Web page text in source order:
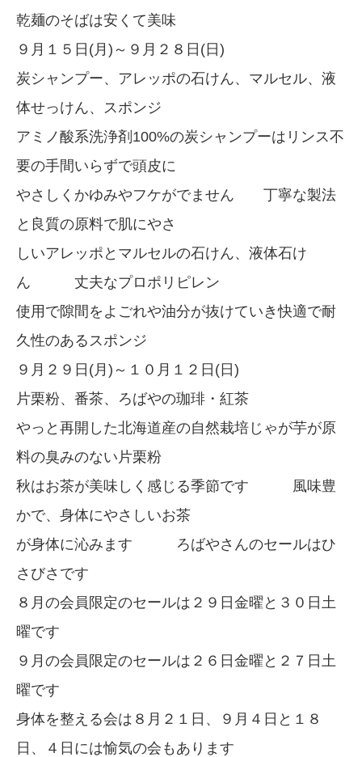
乾麺のそばは安くて美味
９月１５日(月)～９月２８日(日)
炭シャンプー、アレッポの石けん、マルセル、液
体せっけん、スポンジ
アミノ酸系洗浄剤100%の炭シャンプーはリンス不
要の手間いらずで頭皮に
やさしくかゆみやフケがでません 丁寧な製法
と良質の原料で肌にやさ
しいアレッポとマルセルの石けん、液体石け
ん 丈夫なプロポリピレン
使用で隙間をよごれや油分が抜けていき快適で耐
久性のあるスポンジ
９月２９日(月)～１０月１２日(日)
片栗粉、番茶、ろばやの珈琲・紅茶
やっと再開した北海道産の自然栽培じゃが芋が原
料の臭みのない片栗粉
秋はお茶が美味しく感じる季節です 風味豊
かで、身体にやさしいお茶
が身体に沁みます ろばやさんのセールはひ
さびさです
８月の会員限定のセールは２９日金曜と３０日土
曜です
９月の会員限定のセールは２６日金曜と２７日土
曜です
身体を整える会は８月２１日、９月４日と１８
日、４日には愉気の会もあります